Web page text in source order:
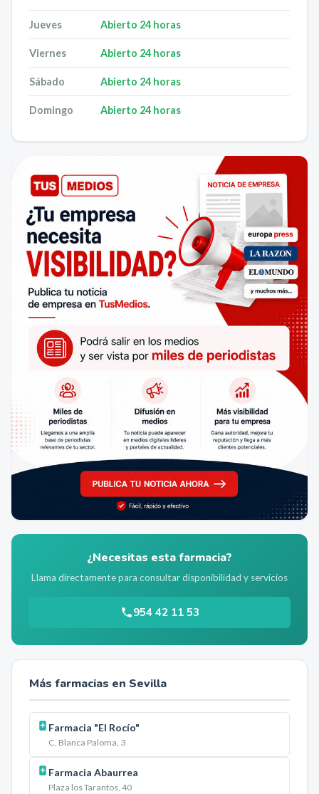
Jueves Abierto 24 horas
Viernes Abierto 24 horas
Sábado Abierto 24 horas
Domingo Abierto 24 horas
¿Necesitas esta farmacia?
Llama directamente para consultar disponibilidad y servicios
954 42 11 53
Más farmacias en Sevilla
Farmacia "El Rocío"
C. Blanca Paloma, 3
Farmacia Abaurrea
Plaza los Tarantos, 40